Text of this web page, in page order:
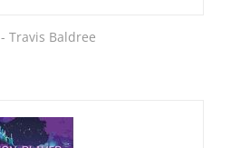
Travis Baldree